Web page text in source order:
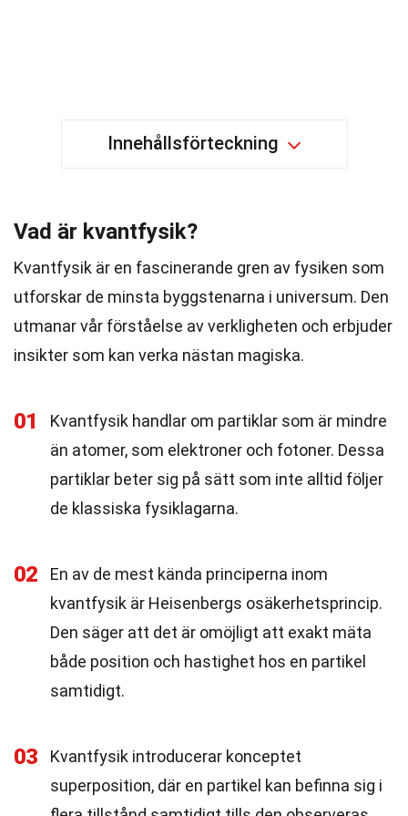
Innehållsförteckning
Vad är kvantfysik?
Kvantfysik är en fascinerande gren av fysiken som
utforskar de minsta byggstenarna i universum. Den
utmanar vår förståelse av verkligheten och erbjuder
insikter som kan verka nästan magiska.
01
Kvantfysik handlar om partiklar som är mindre
än atomer, som elektroner och fotoner. Dessa
partiklar beter sig på sätt som inte alltid följer
de klassiska fysiklagarna.
02
En av de mest kända principerna inom
kvantfysik är Heisenbergs osäkerhetsprincip.
Den säger att det är omöjligt att exakt mäta
både position och hastighet hos en partikel
samtidigt.
03
Kvantfysik introducerar konceptet
superposition, där en partikel kan befinna sig i